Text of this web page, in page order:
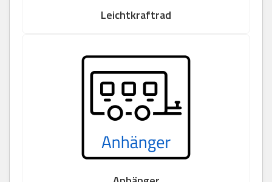
Leichtkraftrad